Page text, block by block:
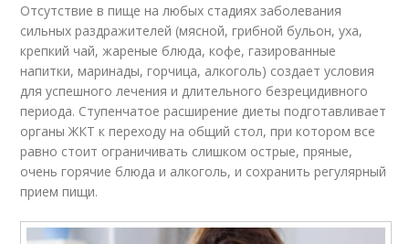
Отсутствие в пище на любых стадиях заболевания
сильных раздражителей (мясной, грибной бульон, уха,
крепкий чай, жареные блюда, кофе, газированные
напитки, маринады, горчица, алкоголь) создает условия
для успешного лечения и длительного безрецидивного
периода. Ступенчатое расширение диеты подготавливает
органы ЖКТ к переходу на общий стол, при котором все
равно стоит ограничивать слишком острые, пряные,
очень горячие блюда и алкоголь, и сохранить регулярный
прием пищи.